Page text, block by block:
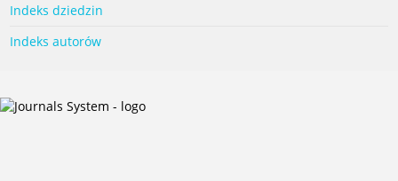
Indeks dziedzin
Indeks autorów